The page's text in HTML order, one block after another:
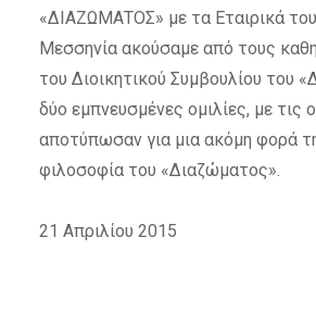
«ΔΙΑΖΩΜΑΤΟΣ» με τα Εταιρικά
Μεσσηνία ακούσαμε από τους
του Διοικητικού Συμβουλίου του
δύο εμπνευσμένες ομιλίες, με τις
αποτύπωσαν για μια ακόμη φορά
φιλοσοφία του «Διαζώματος».
21 Απριλίου 2015